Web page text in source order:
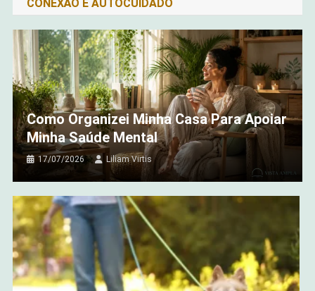
CONEXÃO E AUTOCUIDADO
Como Organizei Minha Casa Para Apoiar
Minha Saúde Mental
17/07/2026 Liliam Virtis